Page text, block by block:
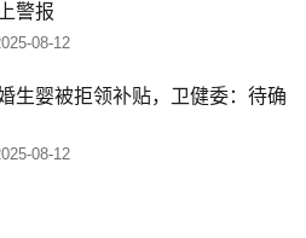
警报
08-12
生婴被拒领补贴，卫健委：待确
08-12